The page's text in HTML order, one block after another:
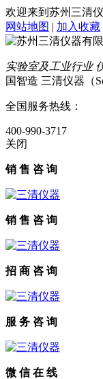
欢迎来到苏州三清
网站地图 | 加入收藏
实验室及工业行业
国智造 三清仪器（
全国服务热线：
400-990-3717
关闭
销 售 咨 询
销 售 咨 询
招 商 咨 询
服 务 咨 询
微 信 在 线